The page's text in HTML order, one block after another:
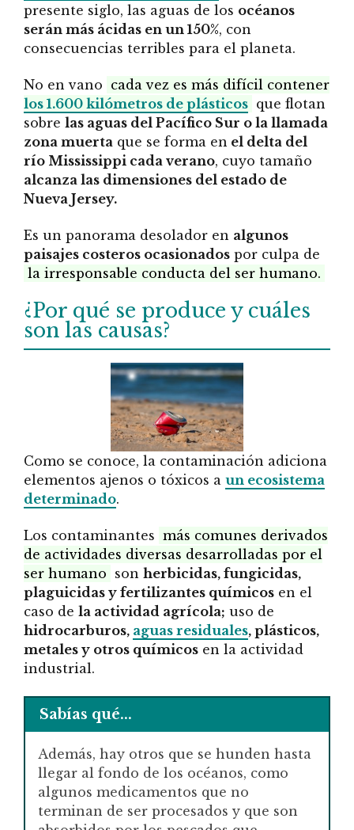
presente siglo, las aguas de los océanos
serán más ácidas en un 150%, con
consecuencias terribles para el planeta.
No en vano cada vez es más difícil contener
los 1.600 kilómetros de plásticos que flotan
sobre las aguas del Pacífico Sur o la llamada
zona muerta que se forma en el delta del
río Mississippi cada verano, cuyo tamaño
alcanza las dimensiones del estado de
Nueva Jersey.
Es un panorama desolador en algunos
paisajes costeros ocasionados por culpa de
la irresponsable conducta del ser humano.
¿Por qué se produce y cuáles
son las causas?
Como se conoce, la contaminación adiciona
elementos ajenos o tóxicos a un ecosistema
determinado.
Los contaminantes más comunes derivados
de actividades diversas desarrolladas por el
ser humano son herbicidas, fungicidas,
plaguicidas y fertilizantes químicos en el
caso de la actividad agrícola; uso de
hidrocarburos, aguas residuales, plásticos,
metales y otros químicos en la actividad
industrial.
Sabías qué...
Además, hay otros que se hunden hasta
llegar al fondo de los océanos, como
algunos medicamentos que no
terminan de ser procesados y que son